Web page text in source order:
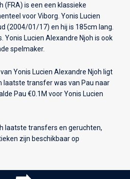
(FRA) is een een klassieke
voorViborg . Yonis Lucien
(2004/01/17) en hij is 185cm lang.
Yonis Lucien Alexandre Njoh is ook
spelmaker.
Yonis Lucien Alexandre Njoh ligt
laatste transfer was van Pau naar
Pau €0.1M voor Yonis Lucien
laatste transfers en geruchten,
zijn beschikbaar op